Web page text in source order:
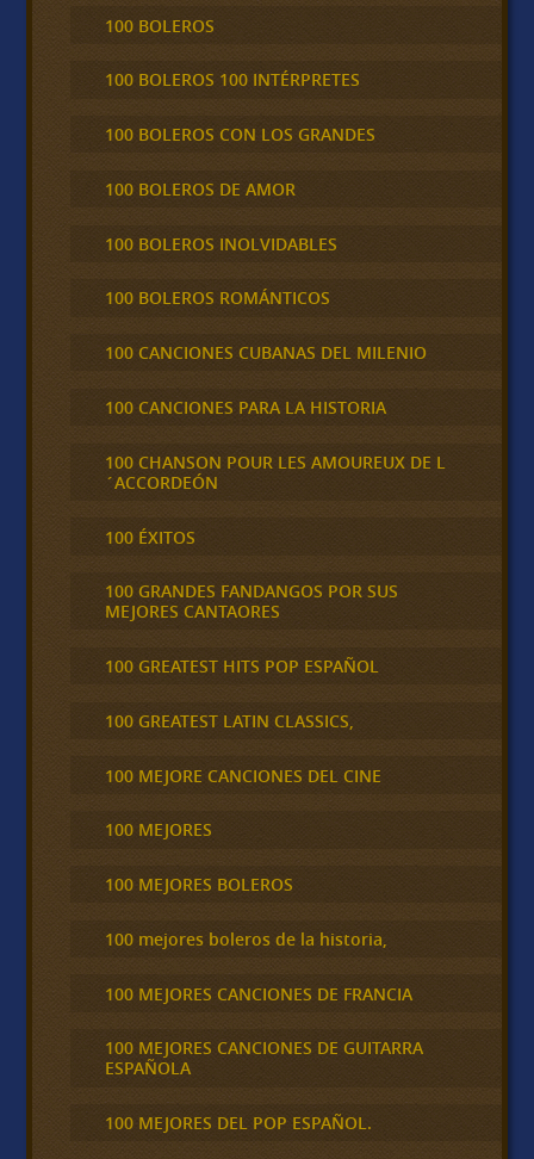
100 BOLEROS
100 BOLEROS 100 INTÉRPRETES
100 BOLEROS CON LOS GRANDES
100 BOLEROS DE AMOR
100 BOLEROS INOLVIDABLES
100 BOLEROS ROMÁNTICOS
100 CANCIONES CUBANAS DEL MILENIO
100 CANCIONES PARA LA HISTORIA
100 CHANSON POUR LES AMOUREUX DE L
´ACCORDEÓN
100 ÉXITOS
100 GRANDES FANDANGOS POR SUS
MEJORES CANTAORES
100 GREATEST HITS POP ESPAÑOL
100 GREATEST LATIN CLASSICS,
100 MEJORE CANCIONES DEL CINE
100 MEJORES
100 MEJORES BOLEROS
100 mejores boleros de la historia,
100 MEJORES CANCIONES DE FRANCIA
100 MEJORES CANCIONES DE GUITARRA
ESPAÑOLA
100 MEJORES DEL POP ESPAÑOL.